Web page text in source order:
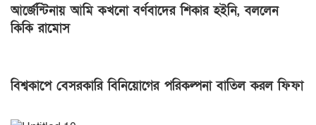
আর্জেন্টিনায় আমি কখনো বর্ণবাদের শিকার হইনি, বললেন
কিকি রামোস
বিশ্বকাপে বেসরকারি বিনিয়োগের পরিকল্পনা বাতিল করল ফিফা